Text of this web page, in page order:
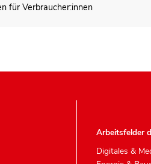
für Verbraucher:innen
Arbeitsfelder
Digitales &